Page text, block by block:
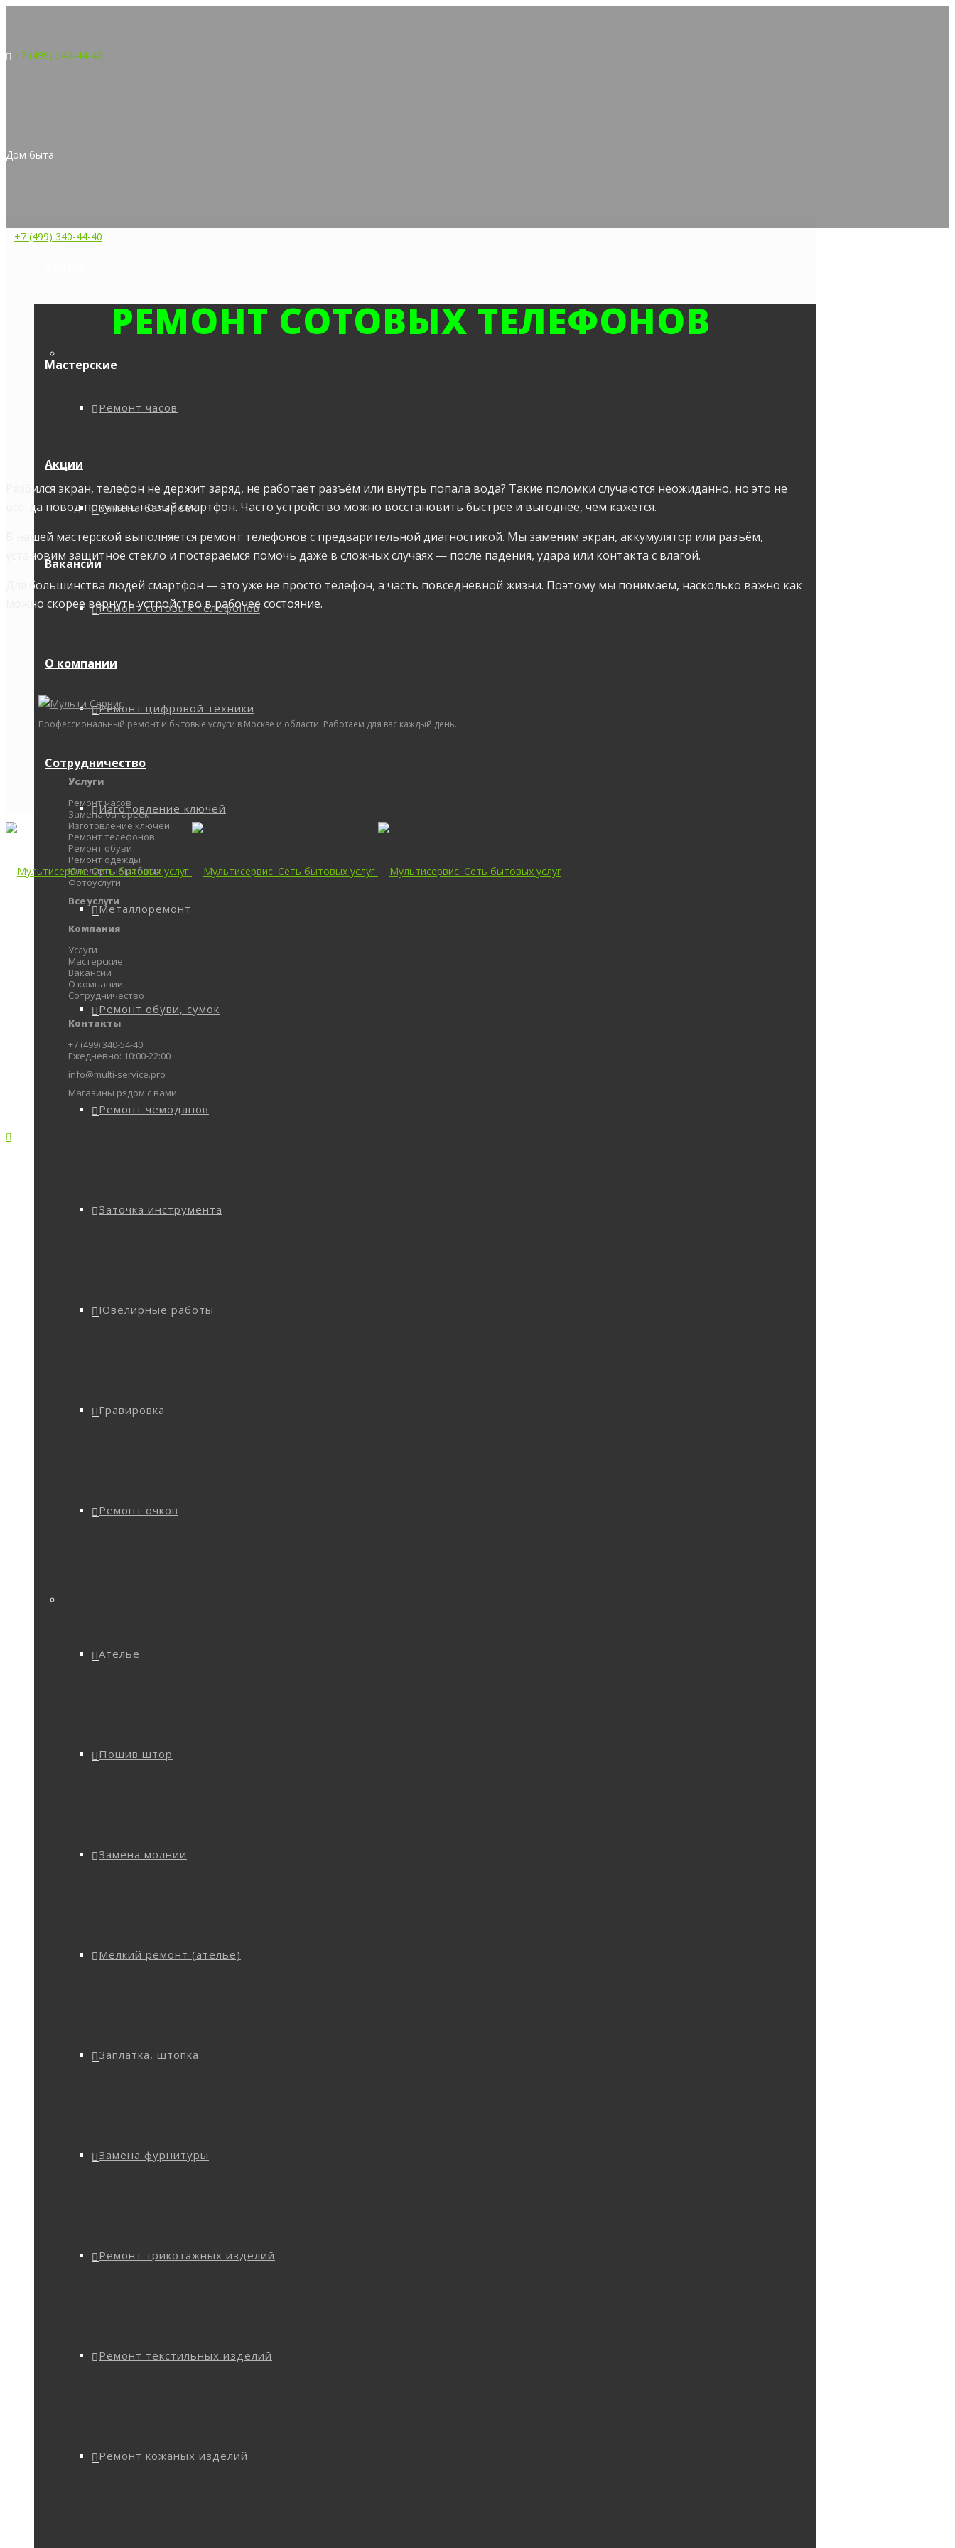
+7 (499) 340-44-40
Дом быта
Ремонт часов
Замена батареек
Ремонт сотовых телефонов
Ремонт цифровой техники
Изготовление ключей
Металлоремонт
Ремонт обуви, сумок
Ремонт чемоданов
Заточка инструмента
Ювелирные работы
Гравировка
Ремонт очков
Ателье
Пошив штор
Замена молнии
Мелкий ремонт (ателье)
Заплатка, штопка
Замена фурнитуры
Ремонт трикотажных изделий
Ремонт текстильных изделий
Ремонт кожаных изделий
Мастерские
Акции
Вакансии
О компании
Сотрудничество
+7 (499) 340-44-40
РЕМОНТ СОТОВЫХ ТЕЛЕФОНОВ
Разбился экран, телефон не держит заряд, не работает разъём или внутрь попала вода? Такие поломки случаются неожиданно, но это не
всегда повод покупать новый смартфон. Часто устройство можно восстановить быстрее и выгоднее, чем кажется.
В нашей мастерской выполняется ремонт телефонов с предварительной диагностикой. Мы заменим экран, аккумулятор или разъём,
установим защитное стекло и постараемся помочь даже в сложных случаях — после падения, удара или контакта с влагой.
Для большинства людей смартфон — это уже не просто телефон, а часть повседневной жизни. Поэтому мы понимаем, насколько важно как
можно скорее вернуть устройство в рабочее состояние.
Профессиональный ремонт и бытовые услуги в Москве и области. Работаем для вас каждый день.
Услуги
Ремонт часов
Замена батареек
Изготовление ключей
Ремонт телефонов
Ремонт обуви
Ремонт одежды
Ювелирные работы
Фотоуслуги
Все услуги
Компания
Услуги
Мастерские
Вакансии
О компании
Сотрудничество
Контакты
+7 (499) 340-54-40
Ежедневно: 10:00-22:00
info@multi-service.pro
Магазины рядом с вами